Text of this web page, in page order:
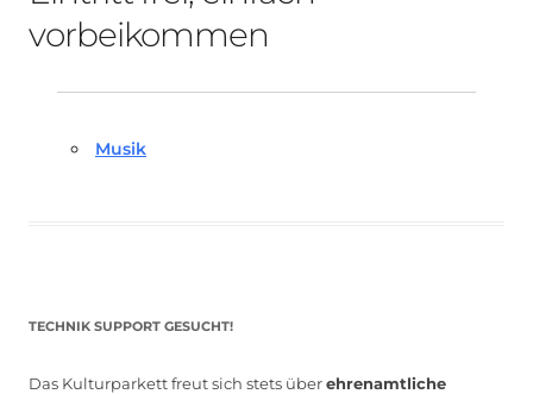
vorbeikommen
Musik
TECHNIK SUPPORT GESUCHT!
Das Kulturparkett freut sich stets überehrenamtliche